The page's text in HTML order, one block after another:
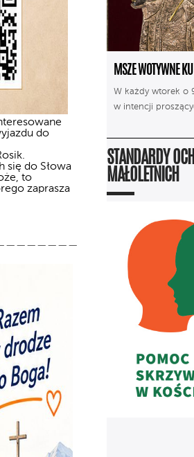
do
się do Słowa
to
zaprasza
MSZE WOTYWNE
W każdy wtorek o
w intencji
STANDARDY
MAŁOLETNICH